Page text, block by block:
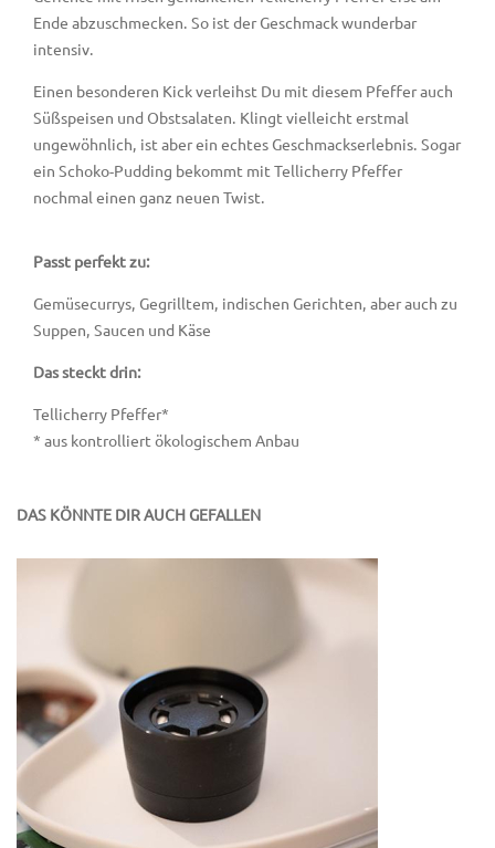
Ende abzuschmecken. So ist der Geschmack wunderbar
intensiv.
Einen besonderen Kick verleihst Du mit diesem Pfeffer auch
Süßspeisen und Obstsalaten. Klingt vielleicht erstmal
ungewöhnlich, ist aber ein echtes Geschmackserlebnis. Sogar
ein Schoko-Pudding bekommt mit Tellicherry Pfeffer
nochmal einen ganz neuen Twist.
Passt perfekt zu:
Gemüsecurrys, Gegrilltem, indischen Gerichten, aber auch zu
Suppen, Saucen und Käse
Das steckt drin:
Tellicherry Pfeffer*
* aus kontrolliert ökologischem Anbau
DAS KÖNNTE DIR AUCH GEFALLEN